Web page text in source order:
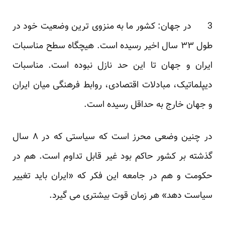
3 در جهان:‌ کشور ما به منزوی ترین وضعیت خود در
طول ۳۳ سال اخیر رسیده است. هیچگاه سطح مناسبات
ایران و جهان تا این حد نازل نبوده است. مناسبات
دیپلماتیک، مبادلات اقتصادی، روابط فرهنگی میان ایران
و جهان خارج به حداقل رسیده است.
در چنین وضعی محرز است که سیاستی که در ۸ سال
گذشته بر کشور حاکم بود غیر قابل تداوم است. هم در
حکومت و هم در جامعه این فکر که «ایران باید تغییر
سیاست دهد» هر زمان قوت بیشتری می گیرد.